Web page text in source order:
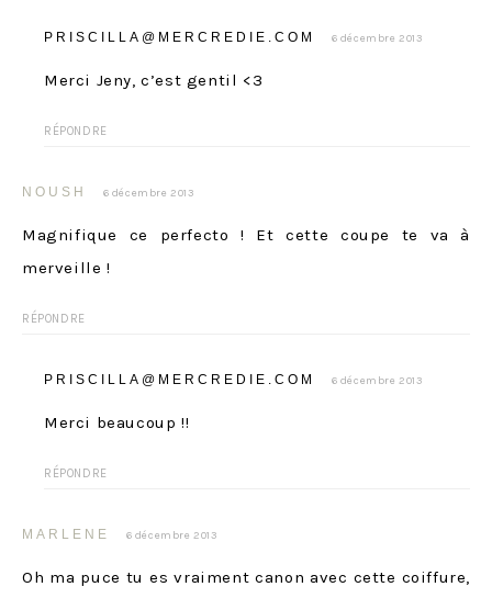
PRISCILLA@MERCREDIE.COM 6 décembre 2013
Merci Jeny, c’est gentil <3
RÉPONDRE
NOUSH 6 décembre 2013
Magnifique ce perfecto ! Et cette coupe te va à
merveille !
RÉPONDRE
PRISCILLA@MERCREDIE.COM 6 décembre 2013
Merci beaucoup !!
RÉPONDRE
MARLENE 6 décembre 2013
Oh ma puce tu es vraiment canon avec cette coiffure,